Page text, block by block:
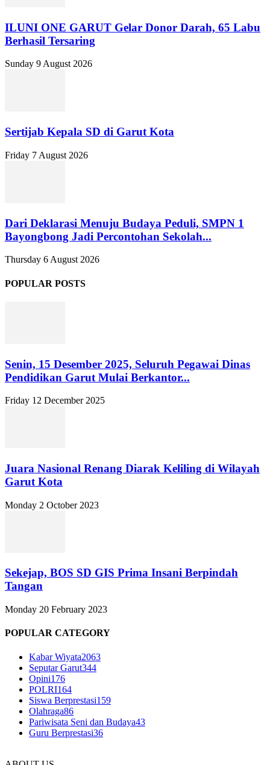
ILUNI ONE GARUT Gelar Donor Darah, 65 Labu
Berhasil Tersaring
Sunday 9 August 2026
Sertijab Kepala SD di Garut Kota
Friday 7 August 2026
Dari Deklarasi Menuju Budaya Peduli, SMPN 1
Bayongbong Jadi Percontohan Sekolah...
Thursday 6 August 2026
POPULAR POSTS
Senin, 15 Desember 2025, Seluruh Pegawai Dinas
Pendidikan Garut Mulai Berkantor...
Friday 12 December 2025
Juara Nasional Renang Diarak Keliling di Wilayah
Garut Kota
Monday 2 October 2023
Sekejap, BOS SD GIS Prima Insani Berpindah
Tangan
Monday 20 February 2023
POPULAR CATEGORY
Kabar Wiyata2063
Seputar Garut344
Opini176
POLRI164
Siswa Berprestasi159
Olahraga86
Pariwisata Seni dan Budaya43
Guru Berprestasi36